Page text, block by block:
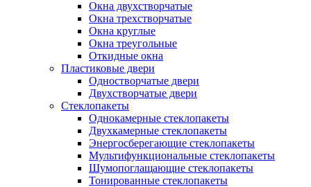
Окна двухстворчатые
Окна трехстворчатые
Окна круглые
Окна треугольные
Откидные окна
Пластиковые двери
Одностворчатые двери
Двухстворчатые двери
Стеклопакеты
Однокамерные стеклопакеты
Двухкамерные стеклопакеты
Энергосберегающие стеклопакеты
Мультифункциональные стеклопакеты
Шумопоглащающие стеклопакеты
Тонированные стеклопакеты